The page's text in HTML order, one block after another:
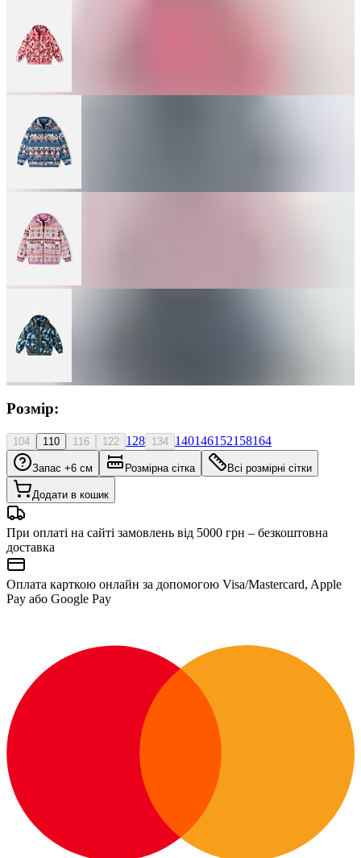
Розмір:
104 110 116 122 128 134 140146152158164
Запас +6 см Розмірна сітка Всі розмірні сітки
Додати в кошик
При оплаті на сайті замовлень від 5000 грн – безкоштовна
доставка
Оплата карткою онлайн за допомогою Visa/Mastercard, Apple
Pay або Google Pay